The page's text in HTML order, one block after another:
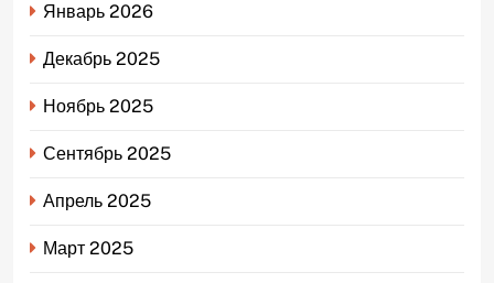
Январь 2026
Декабрь 2025
Ноябрь 2025
Сентябрь 2025
Апрель 2025
Март 2025